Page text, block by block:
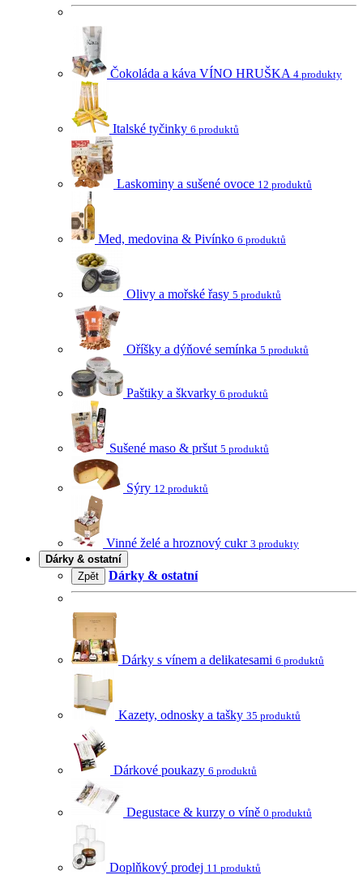
Čokoláda a káva VÍNO HRUŠKA 4 produkty
Italské tyčinky 6 produktů
Laskominy a sušené ovoce 12 produktů
Med, medovina & Pivínko 6 produktů
Olivy a mořské řasy 5 produktů
Oříšky a dýňové semínka 5 produktů
Paštiky a škvarky 6 produktů
Sušené maso & pršut 5 produktů
Sýry 12 produktů
Vinné želé a hroznový cukr 3 produkty
Dárky & ostatní
Zpět
Dárky & ostatní
Dárky s vínem a delikatesami 6 produktů
Kazety, odnosky a tašky 35 produktů
Dárkové poukazy 6 produktů
Degustace & kurzy o víně 0 produktů
Doplňkový prodej 11 produktů